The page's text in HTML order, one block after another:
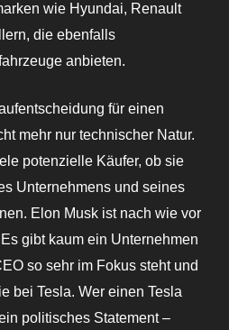
wie Hyundai, Renault
die ebenfalls
anbieten.
für einen
mehr nur technischer Natur.
potenzielle Käufer, ob sie
Unternehmens und seines
Elon Musk ist nach wie vor
gibt kaum ein Unternehmen
so sehr im Fokus steht und
bei Tesla. Wer einen Tesla
politisches Statement –